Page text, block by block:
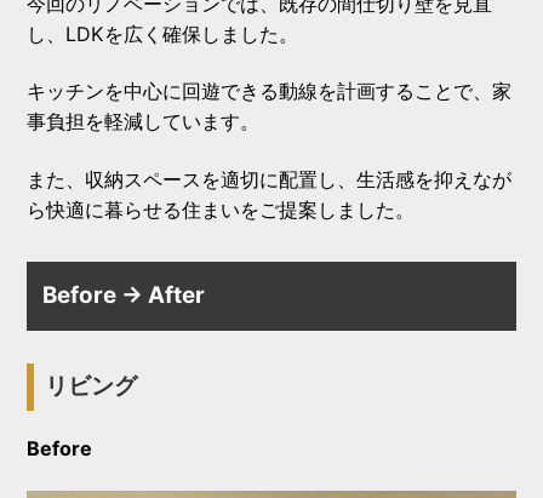
し、LDKを広く確保しました。
キッチンを中心に回遊できる動線を計画することで、家
事負担を軽減しています。
また、収納スペースを適切に配置し、生活感を抑えなが
ら快適に暮らせる住まいをご提案しました。
Before → After
リビング
Before